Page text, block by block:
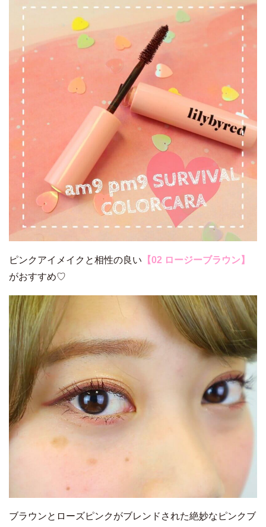
ピンクアイメイクと相性の良い 【02 ロージーブラウン】
がおすすめ♡
ブラウンとローズピンクがブレンドされた絶妙なピンクブ